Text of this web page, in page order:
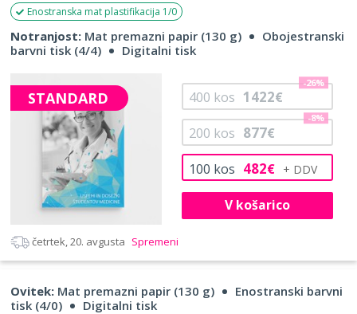
Enostranska mat plastifikacija 1/0
Notranjost: Mat premazni papir (130 g)
Obojestranski
barvni tisk (4/4)
Digitalni tisk
STANDARD
100 kos 482€
200 kos 877€
-8%
400 kos 1422€
-26%
V košarico
četrtek, 20. avgusta Spremeni
Ovitek: Mat premazni papir (130 g)
Enostranski barvni
tisk (4/0)
Digitalni tisk